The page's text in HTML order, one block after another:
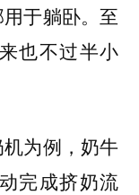
于躺卧。至
也不过半小
为例，奶牛
完成挤奶流